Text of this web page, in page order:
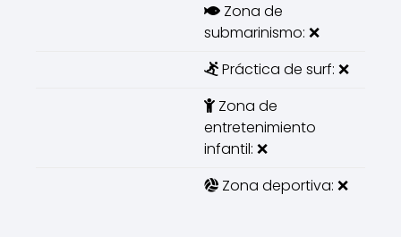
Zona de
submarinismo: ❌
Práctica de surf: ❌
Zona de
entretenimiento
infantil: ❌
Zona deportiva: ❌